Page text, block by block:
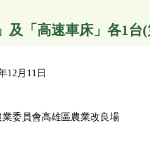
及「高速車床」各1台
12月11日
業委員會高雄區農業改良場